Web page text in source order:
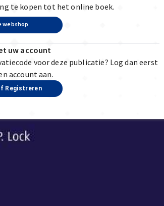
te kopen tot het online boek.
webshop
uw account
voor deze publicatie? Log dan eerst
account aan.
Registreren